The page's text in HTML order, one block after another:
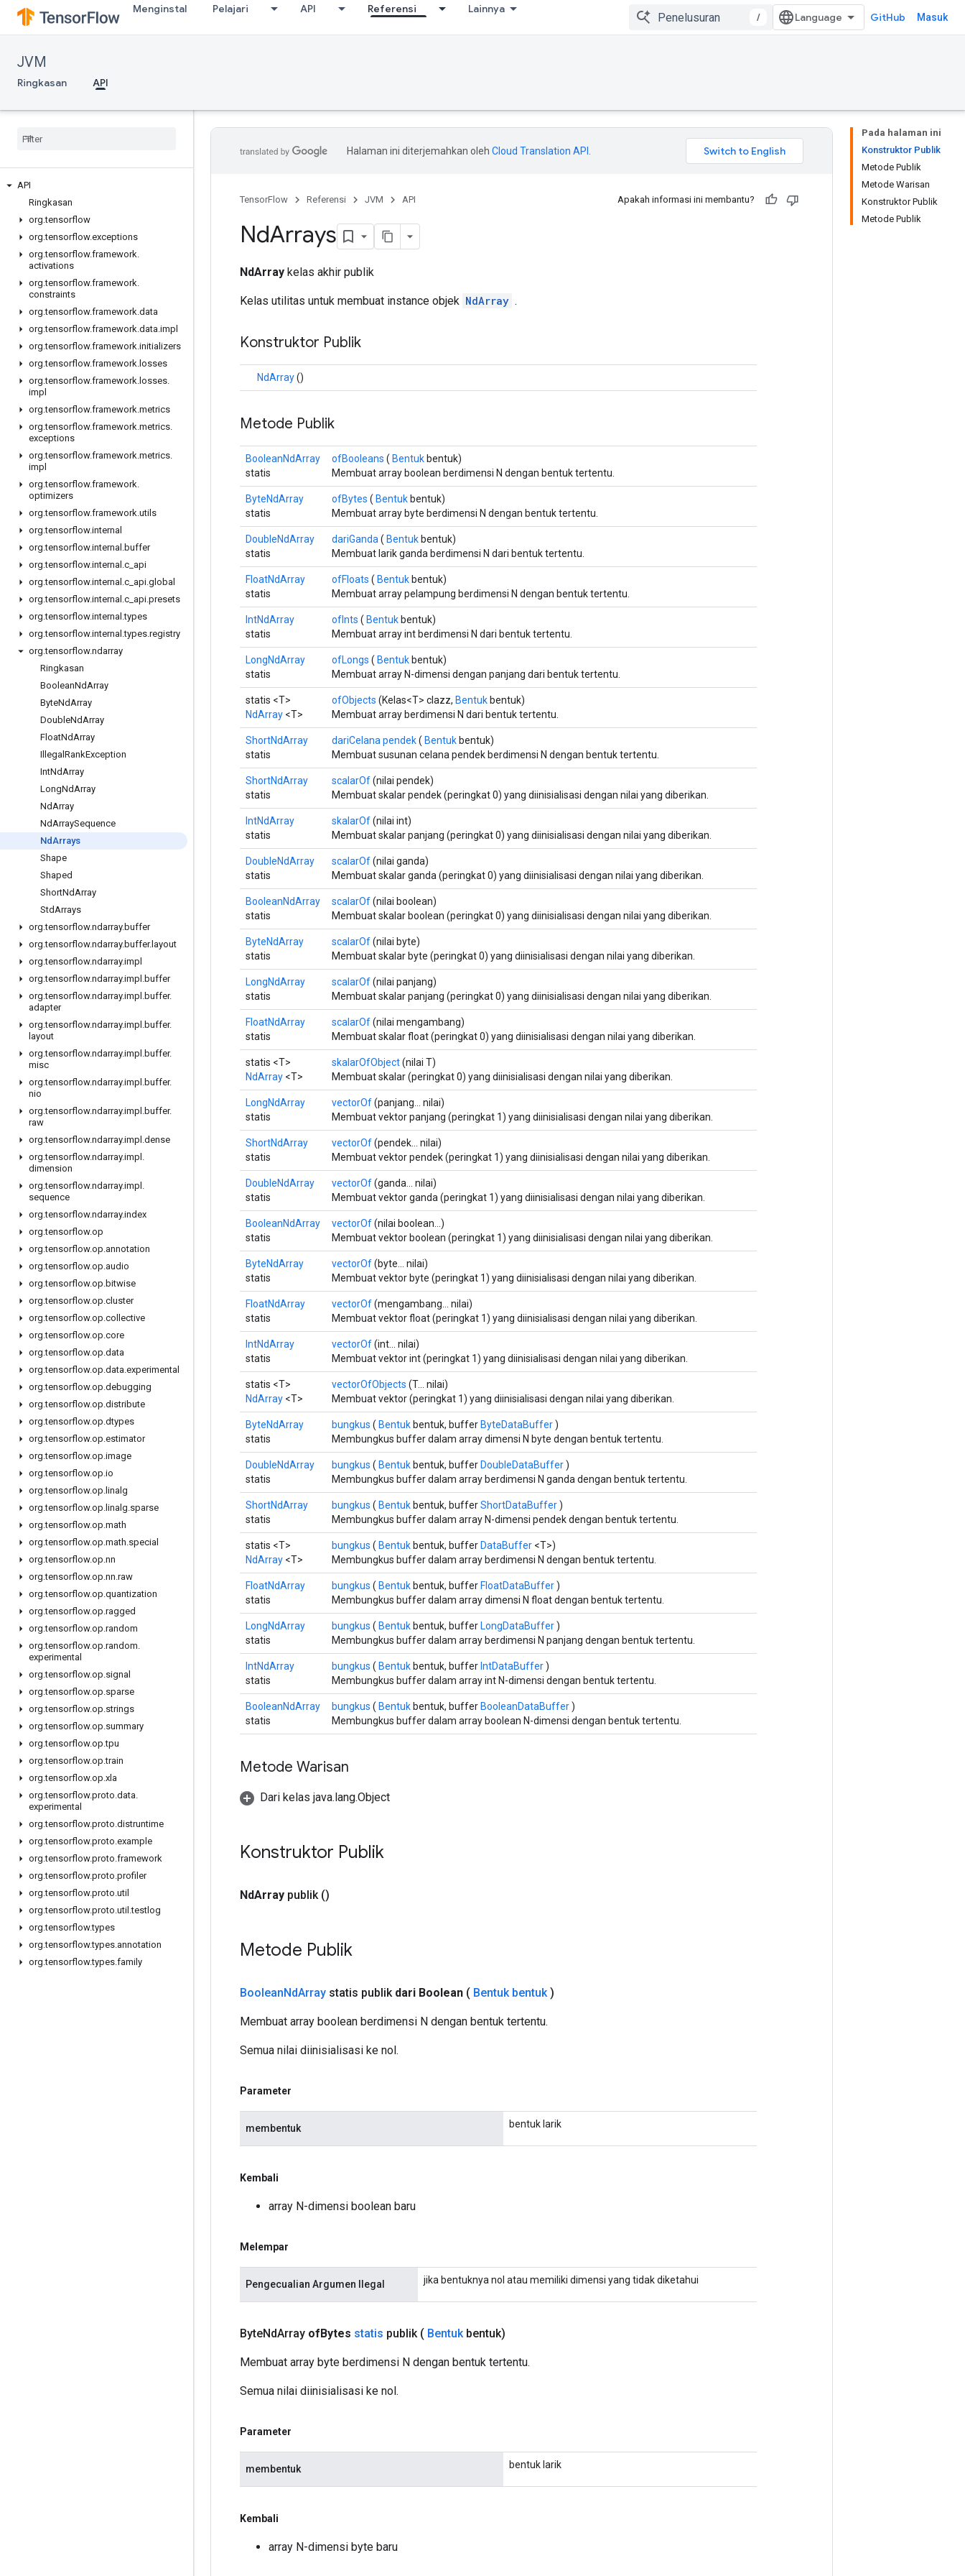
Menginstal Pelajari API Referensi Lainnya
/ GitHub Masuk
JVM
Ringkasan API
API
Ringkasan
org.tensorflow
org.tensorflow.exceptions
org.tensorflow.framework.
activations
org.tensorflow.framework.
constraints
org.tensorflow.framework.data
org.tensorflow.framework.data.impl
org.tensorflow.framework.initializers
org.tensorflow.framework. losses
org.tensorflow.framework. losses.
impl
org.tensorflow.framework.metrics
org.tensorflow.framework.metrics.
exceptions
org.tensorflow.framework.metrics.
impl
org.tensorflow.framework.
optimizers
org.tensorflow.framework.utils
org.tensorflow.internal
org.tensorflow.internal .buffer
org.tensorflow.internal .c api
org.tensorflow.internal .c api.global
org.tensorflow.internal .c api.presets
org.tensorflow.internal .types
org.tensorflow.internal .types.registry
org.tensorflow.ndarray
Ringkasan
BooleanNdArray
ByteNdArray
DoubleNdArray
FloatNdArray
Illegal RankException
IntNdArray
LongNdArray
NdArray
NdArraySequence
NdArrays
Shape
Shaped
ShortNdArray
StdArrays
org.tensorflow.ndarray.buffer
org.tensorflow.ndarray.buffer. layout
org.tensorflow.ndarray.impl
org.tensorflow.ndarray.impl .buffer
org.tensorflow.ndarray.impl .buffer.
adapter
org.tensorflow.ndarray.impl .buffer.
layout
org.tensorflow.ndarray.impl .buffer.
misc
org.tensorflow.ndarray.impl .buffer.
nio
org.tensorflow.ndarray.impl .buffer.
raw
org.tensorflow.ndarray.impl .dense
org.tensorflow.ndarray.impl .
dimension
org.tensorflow.ndarray.impl .
sequence
org.tensorflow.ndarray.index
org.tensorflow.op
org.tensorflow.op.annotation
org.tensorflow.op.audio
org.tensorflow.op.bitwise
org.tensorflow.op.cluster
org.tensorflow.op.collective
org.tensorflow.op.core
org.tensorflow.op.data
org.tensorflow.op.data.experimental
org.tensorflow.op.debugging
org.tensorflow.op.distribute
org.tensorflow.op.dtypes
org.tensorflow.op.estimator
org.tensorflow.op.image
org.tensorflow.op.io
org.tensorflow.op. linalg
org.tensorflow.op. linalg.sparse
org.tensorflow.op.math
org.tensorflow.op.math.special
org.tensorflow.op.nn
org.tensorflow.op.nn.raw
org.tensorflow.op.quantization
org.tensorflow.op.ragged
org.tensorflow.op.random
org.tensorflow.op.random.
experimental
org.tensorflow.op.signal
org.tensorflow.op.sparse
org.tensorflow.op.strings
org.tensorflow.op.summary
org.tensorflow.op.tpu
org.tensorflow.op.train
org.tensorflow.op.xla
org.tensorflow.proto.data.
experimental
org.tensorflow.proto.distruntime
org.tensorflow.proto.example
org.tensorflow.proto.framework
org.tensorflow.proto.profiler
org.tensorflow.proto.util
org.tensorflow.proto.util .testlog
org.tensorflow.types
org.tensorflow.types.annotation
org.tensorflow.types.family
Pada halaman ini
Konstruktor Publik
Metode Publik
Metode Warisan
Konstruktor Publik
Metode Publik
Halaman ini diterjemahkan oleh Cloud Translation API
TensorFlow Referensi JVM API Apakah informasi ini membantu?
NdArrays
NdArray kelas akhir publik
Kelas utilitas untuk membuat instance objek NdArray .
Konstruktor Publik
NdArray()
Metode Publik
BooleanNdArray
statis
ofBooleans ( Bentuk bentuk)
Membuat array boolean berdimensi N dengan bentuk tertentu.
ByteNdArray
statis
ofBytes ( Bentuk bentuk)
Membuat array byte berdimensi N dengan bentuk tertentu.
DoubleNdArray
statis
dariGanda ( Bentuk bentuk)
Membuat larik ganda berdimensi N dari bentuk tertentu.
FloatNdArray
statis
ofFloats ( Bentuk bentuk)
Membuat array pelampung berdimensi N dengan bentuk tertentu.
IntNdArray
statis
ofInts ( Bentuk bentuk)
Membuat array int berdimensi N dari bentuk tertentu.
LongNdArray
statis
ofLongs ( Bentuk bentuk)
Membuat array N-dimensi dengan panjang dari bentuk tertentu.
statis <T>
NdArray <T>
ofObjects (Kelas<T> clazz, Bentuk bentuk)
Membuat array berdimensi N dari bentuk tertentu.
ShortNdArray
statis
dariCelana pendek( Bentuk bentuk)
Membuat susunan celana pendek berdimensi N dengan bentuk tertentu.
ShortNdArray
statis
scalarOf(nilai pendek)
Membuat skalar pendek (peringkat 0) yang diinisialisasi dengan nilai yang diberikan.
IntNdArray
statis
skalarOf(nilai int)
Membuat skalar panjang (peringkat 0) yang diinisialisasi dengan nilai yang diberikan.
DoubleNdArray
statis
scalarOf(nilai ganda)
Membuat skalar ganda (peringkat 0) yang diinisialisasi dengan nilai yang diberikan.
BooleanNdArray
statis
scalarOf(nilai boolean)
Membuat skalar boolean (peringkat 0) yang diinisialisasi dengan nilai yang diberikan.
ByteNdArray
statis
scalarOf(nilai byte)
Membuat skalar byte (peringkat 0) yang diinisialisasi dengan nilai yang diberikan.
LongNdArray
statis
scalarOf(nilai panjang)
Membuat skalar panjang (peringkat 0) yang diinisialisasi dengan nilai yang diberikan.
FloatNdArray
statis
scalarOf(nilai mengambang)
Membuat skalar float (peringkat 0) yang diinisialisasi dengan nilai yang diberikan.
statis <T>
NdArray <T>
skalarOfObject(nilai T)
Membuat skalar (peringkat 0) yang diinisialisasi dengan nilai yang diberikan.
LongNdArray
statis
vectorOf(panjang... nilai)
Membuat vektor panjang (peringkat 1) yang diinisialisasi dengan nilai yang diberikan.
ShortNdArray
statis
vectorOf(pendek... nilai)
Membuat vektor pendek (peringkat 1) yang diinisialisasi dengan nilai yang diberikan.
DoubleNdArray
statis
vectorOf(ganda... nilai)
Membuat vektor ganda (peringkat 1) yang diinisialisasi dengan nilai yang diberikan.
BooleanNdArray
statis
vectorOf(nilai boolean...)
Membuat vektor boolean (peringkat 1) yang diinisialisasi dengan nilai yang diberikan.
ByteNdArray
statis
vectorOf(byte... nilai)
Membuat vektor byte (peringkat 1) yang diinisialisasi dengan nilai yang diberikan.
FloatNdArray
statis
vectorOf(mengambang... nilai)
Membuat vektor float (peringkat 1) yang diinisialisasi dengan nilai yang diberikan.
IntNdArray
statis
vectorOf(int... nilai)
Membuat vektor int (peringkat 1) yang diinisialisasi dengan nilai yang diberikan.
statis <T>
NdArray <T>
vectorOfObjects (T... nilai)
Membuat vektor (peringkat 1) yang diinisialisasi dengan nilai yang diberikan.
ByteNdArray
statis
bungkus ( Bentuk bentuk, buffer ByteDataBuffer)
Membungkus buffer dalam array dimensi N byte dengan bentuk tertentu.
DoubleNdArray
statis
bungkus ( Bentuk bentuk, buffer DoubleDataBuffer)
Membungkus buffer dalam array berdimensi N ganda dengan bentuk tertentu.
ShortNdArray
statis
bungkus ( Bentuk bentuk, bufferShortDataBuffer)
Membungkus buffer dalam array N-dimensi pendek dengan bentuk tertentu.
statis <T>
NdArray <T>
bungkus ( Bentuk bentuk, buffer DataBuffer <T>)
Membungkus buffer dalam array berdimensi N dengan bentuk tertentu.
FloatNdArray
statis
bungkus ( Bentuk bentuk, buffer FloatDataBuffer)
Membungkus buffer dalam array dimensi N float dengan bentuk tertentu.
LongNdArray
statis
bungkus ( Bentuk bentuk, buffer LongDataBuffer)
Membungkus buffer dalam array berdimensi N panjang dengan bentuk tertentu.
IntNdArray
statis
bungkus ( Bentuk bentuk, buffer IntDataBuffer)
Membungkus buffer dalam array int N-dimensi dengan bentuk tertentu.
BooleanNdArray
statis
bungkus ( Bentuk bentuk, buffer BooleanDataBuffer)
Membungkus buffer dalam array boolean N-dimensi dengan bentuk tertentu.
Metode Warisan
Dari kelas java.lang.Object
Konstruktor Publik
NdArray publik ()
Metode Publik
BooleanNdArray statis publik dari Boolean ( Bentuk bentuk)
Membuat array boolean berdimensi N dengan bentuk tertentu.
Semua nilai diinisialisasi ke nol.
Parameter
membentuk bentuk larik
Kembali
array N-dimensi boolean baru
Melempar
Pengecualian Argumen Ilegal jika bentuknya nol atau memiliki dimensi yang tidak diketahui
ByteNdArray ofBytes statis publik ( Bentukbentuk)
Membuat array byte berdimensi N dengan bentuk tertentu.
Semua nilai diinisialisasi ke nol.
Parameter
membentuk bentuk larik
Kembali
array N-dimensi byte baru